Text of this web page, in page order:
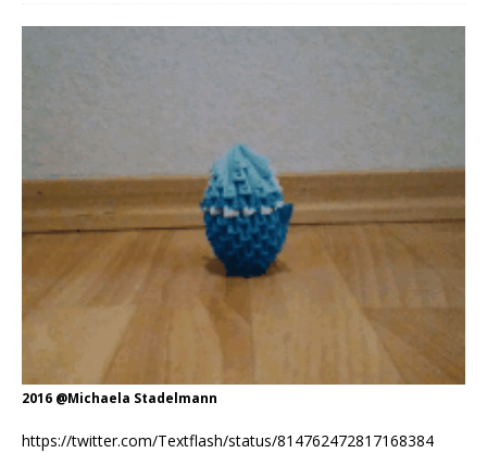
2016 @Michaela Stadelmann
https://twitter.com/Textflash/status/814762472817168384